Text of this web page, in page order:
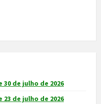
de julho de 2026
de julho de 2026